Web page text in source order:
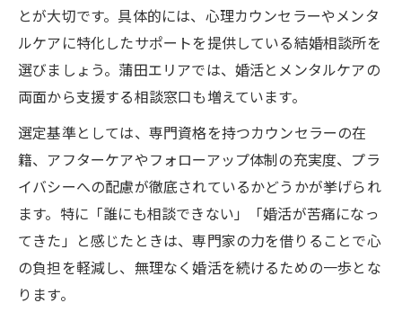
とが大切です。具体的には、心理カウンセラーやメンタ
ルケアに特化したサポートを提供している結婚相談所を
選びましょう。蒲田エリアでは、婚活とメンタルケアの
両面から支援する相談窓口も増えています。
選定基準としては、専門資格を持つカウンセラーの在
籍、アフターケアやフォローアップ体制の充実度、プラ
イバシーへの配慮が徹底されているかどうかが挙げられ
ます。特に「誰にも相談できない」「婚活が苦痛になっ
てきた」と感じたときは、専門家の力を借りることで心
の負担を軽減し、無理なく婚活を続けるための一歩とな
ります。